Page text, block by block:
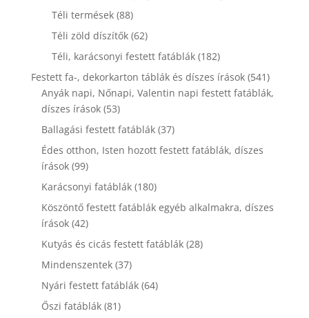
Téli termések 8888
termék
Téli zöld díszítők 6262
termék
Téli, karácsonyi festett fatáblák 182182
termék
Festett fa-, dekorkarton táblák és díszes írások 541541
termék
Anyák napi, Nőnapi, Valentin napi festett fatáblák,
díszes írások 5353
termék
Ballagási festett fatáblák 3737
termék
Édes otthon, Isten hozott festett fatáblák, díszes
írások 9999
termék
Karácsonyi fatáblák 180180
termék
Köszöntő festett fatáblák egyéb alkalmakra, díszes
írások 4242
termék
Kutyás és cicás festett fatáblák 2828
Mindenszentek 3737
termék
Nyári festett fatáblák 6464
Őszi fatáblák 8181